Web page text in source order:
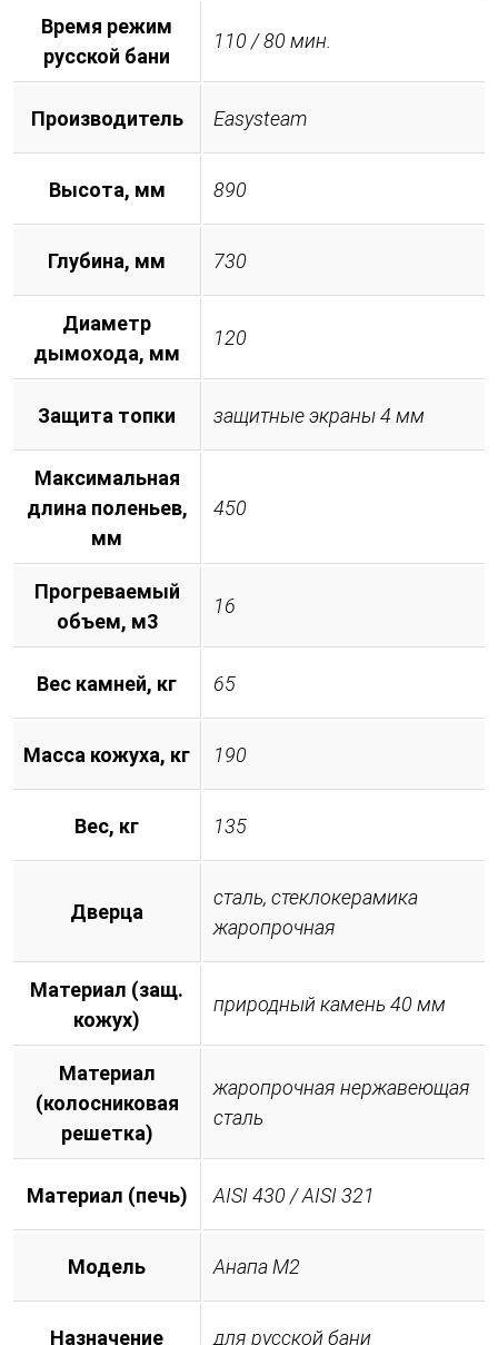
Время режим
русской бани
110 / 80 мин.
Производитель Easysteam
Высота, мм 890
Глубина, мм 730
Диаметр
дымохода, мм
120
Защита топки защитные экраны 4 мм
Максимальная
длина поленьев,
мм
450
Прогреваемый
объем, м3
16
Вес камней, кг 65
Масса кожуха, кг 190
Вес, кг 135
Дверца
сталь, стеклокерамика
жаропрочная
Материал (защ.
кожух)
природный камень 40 мм
Материал
(колосниковая
решетка)
жаропрочная нержавеющая
сталь
Материал (печь) AISI 430 / AISI 321
Модель Анапа М2
Назначение для русской бани